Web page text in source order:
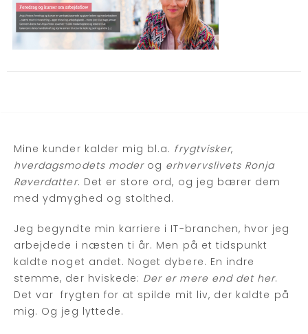
Mine kunder kalder mig bl.a. frygtvisker,
hverdagsmodets moderog erhvervslivets Ronja
Røverdatter. Det er store ord, og jeg bærer dem
med ydmyghed og stolthed.
Jeg begyndte min karriere i IT-branchen, hvor jeg
arbejdede i næsten ti år. Men på et tidspunkt
kaldte noget andet. Noget dybere. En indre
stemme, der hviskede: Der er mere end det her.
Det var frygten for at spilde mit liv, der kaldte på
mig. Og jeg lyttede.